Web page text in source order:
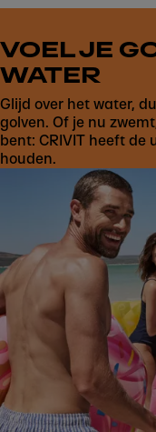
VOEL JE
WATER
Glijd over het water,
golven. Of je nu
bent: CRIVIT heeft
houden.